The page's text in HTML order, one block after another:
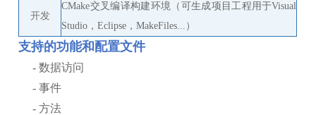
开发
CMake交叉编译构建环境（可生成项目工程用于Visual
Studio，Eclipse，MakeFiles...）
支持的功能和配置文件
- 数据访问
- 事件
- 方法